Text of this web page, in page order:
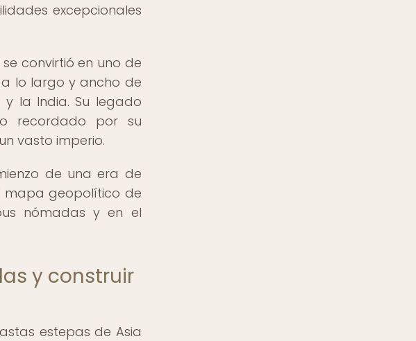
excepcionales
convirtió en uno de
a lo largo y ancho de
y la India. Su legado
recordado por su
vasto imperio.
de una era de
mapa geopolítico de
nómadas y en el
y construir
estepas de Asia